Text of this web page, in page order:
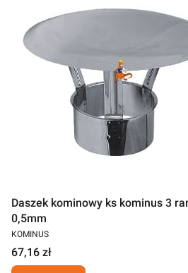
Daszek kominowy ks kominus 3
0,5mm
KOMINUS
67,16 zł